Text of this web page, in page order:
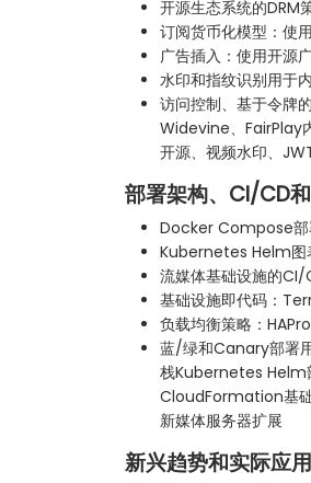
开源生态系统的
订阅货币化模型：使
广告插入：使用开源
水印和指纹识别用于
访问控制、基于令牌
Widevine、FairPlay
开源、视频水印、
部署架构、CI/CD
Docker Compose部
Kubernetes Helm图
流媒体基础设施的
基础设施即代码：
负载均衡策略：
蓝/绿和Canary部署
栈Kubernetes
CloudFormation基
新媒体服务器扩展
新兴趋势和实际应用